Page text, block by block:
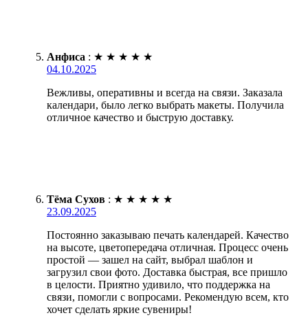
Анфиса : ★ ★ ★ ★ ★
04.10.2025
Вежливы, оперативны и всегда на связи. Заказала
календари, было легко выбрать макеты. Получила
отличное качество и быструю доставку.
Тёма Сухов : ★ ★ ★ ★ ★
23.09.2025
Постоянно заказываю печать календарей. Качество
на высоте, цветопередача отличная. Процесс очень
простой — зашел на сайт, выбрал шаблон и
загрузил свои фото. Доставка быстрая, все пришло
в целости. Приятно удивило, что поддержка на
связи, помогли с вопросами. Рекомендую всем, кто
хочет сделать яркие сувениры!